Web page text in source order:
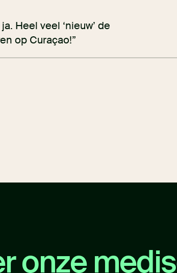
Heel veel ‘nieuw’ de
op Curaçao!”
onze